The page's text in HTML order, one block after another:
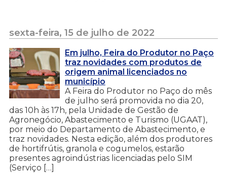
sexta-feira, 15 de julho de 2022
Em julho, Feira do Produtor no Paço
traz novidades com produtos de
origem animal licenciados no
município
A Feira do Produtor no Paço do mês
de julho será promovida no dia 20,
das 10h às 17h, pela Unidade de Gestão de
Agronegócio, Abastecimento e Turismo (UGAAT),
por meio do Departamento de Abastecimento, e
traz novidades. Nesta edição, além dos produtores
de hortifrútis, granola e cogumelos, estarão
presentes agroindústrias licenciadas pelo SIM
(Serviço […]